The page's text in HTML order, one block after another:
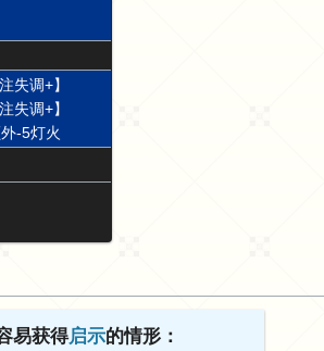
失调+】
失调+】
-5灯火
易获得启示的情形：